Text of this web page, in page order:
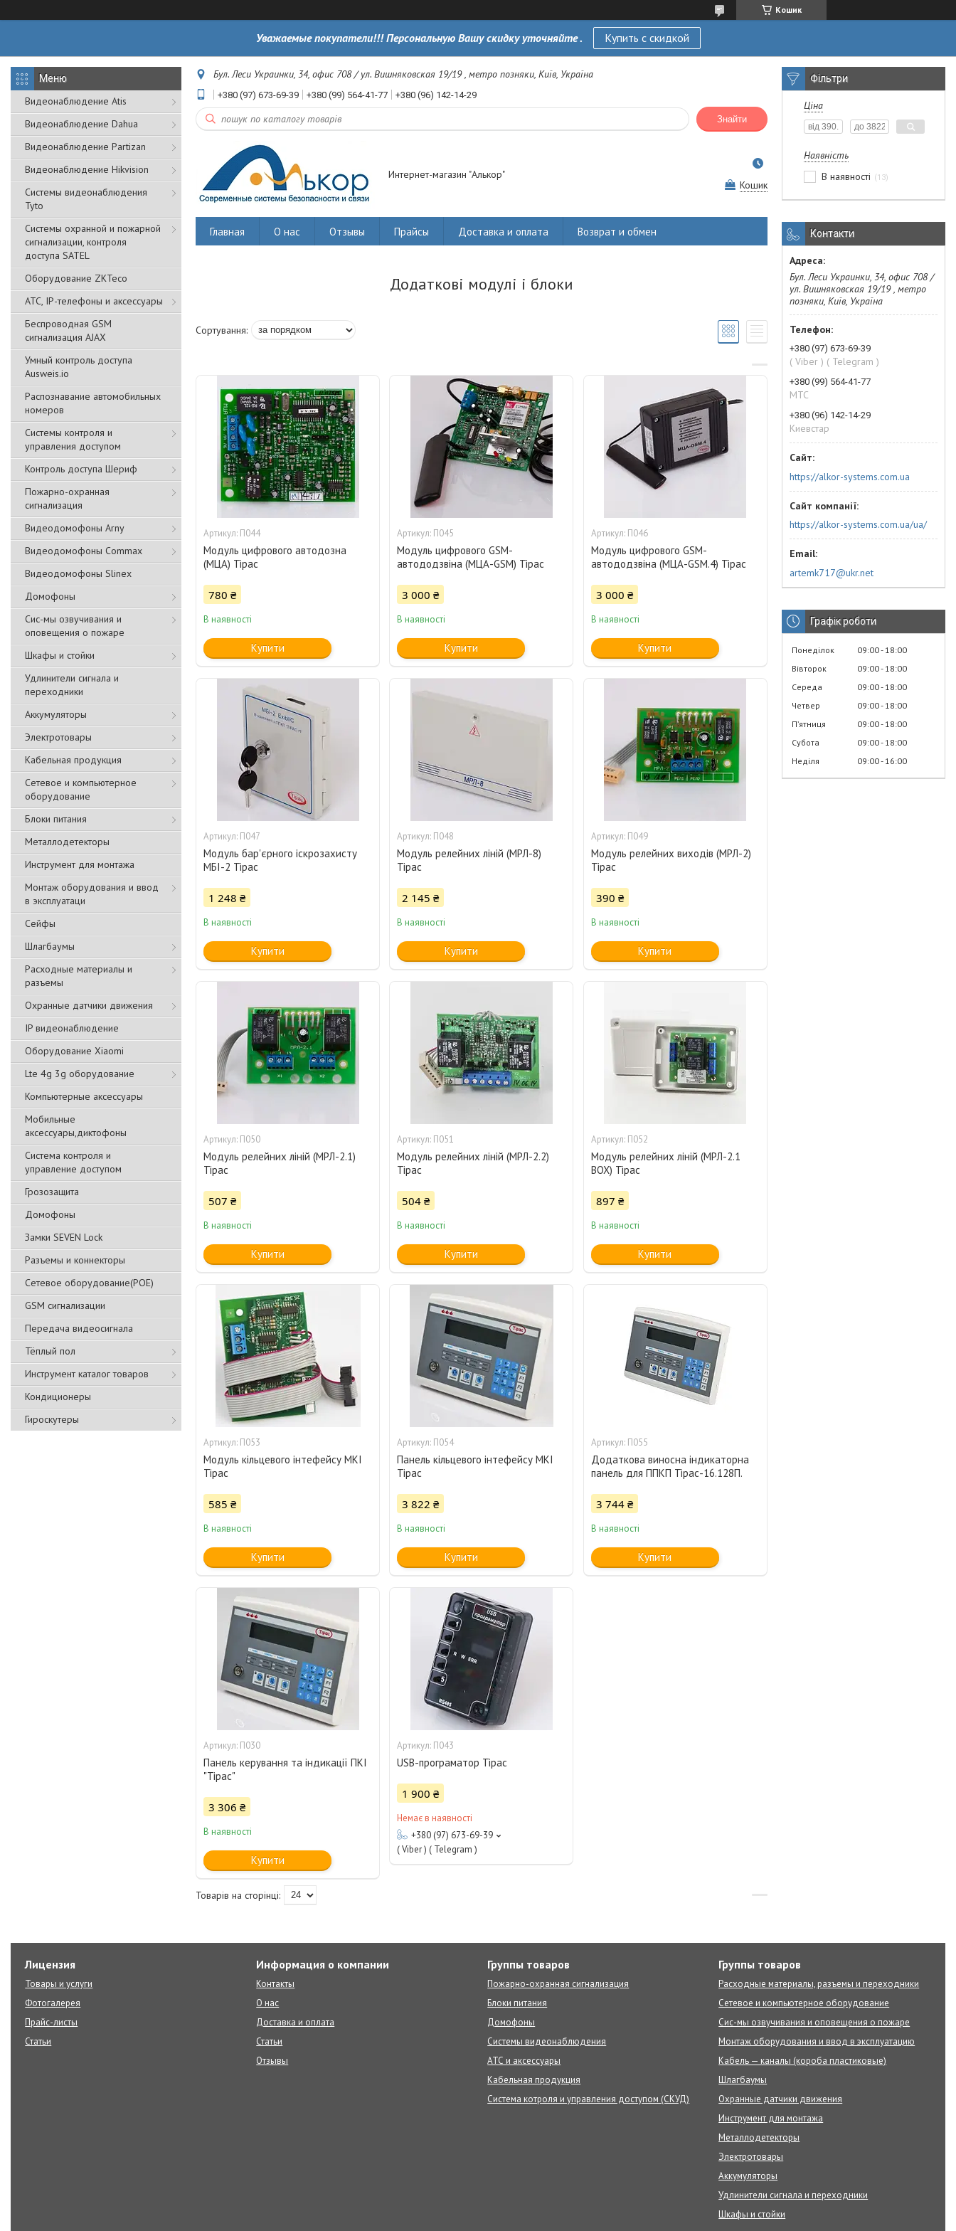
Кошик
Уважаемые покупатели!!! Персональную Вашу скидку уточняйте . Купить с скидкой
Видеонаблюдение Atis
Видеонаблюдение Dahua
Видеонаблюдение Partizan
Видеонаблюдение Hikvision
Системы видеонаблюдения
Tyto
Cистемы охранной и пожарной
сигнализации, контроля
доступа SATEL
Оборудование ZKTeco
АТС, IP-телефоны и аксессуары
Беспроводная GSM
сигнализация АJAX
Умный контроль доступа
Ausweis.io
Распознавание автомобильных
номеров
Системы контроля и
управления доступом
Контроль доступа Шериф
Пожарно-охранная
сигнализация
Видеодомофоны Arny
Видеодомофоны Commax
Видеодомофоны Slinex
Домофоны
Сис-мы озвучивания и
оповещения о пожаре
Шкафы и стойки
Удлинители сигнала и
переходники
Аккумуляторы
Электротовары
Кабельная продукция
Сетевое и компьютерное
оборудование
Блоки питания
Металлодетекторы
Инструмент для монтажа
Монтаж оборудования и ввод
в эксплуатаци
Сейфы
Шлагбаумы
Расходные материалы и
разъемы
Охранные датчики движения
IP видеонаблюдение
Оборудование Xiaomi
Lte 4g 3g оборудование
Компьютерные аксессуары
Мобильные
аксессуары,диктофоны
Система контроля и
управление доступом
Грозозащита
Домофоны
Замки SEVEN Lock
Разъемы и коннекторы
Сетевое оборудование(POE)
GSM сигнализации
Передача видеосигнала
Тёплый пол
Инструмент каталог товаров
Кондиционеры
Гироскутеры
Бул. Леси Украинки, 34, офис 708 / ул. Вишняковская 19/19 , метро позняки, Київ, Україна
+380 (97) 673-69-39 +380 (99) 564-41-77 +380 (96) 142-14-29
Знайти
Интернет-магазин "Алькор"
Кошик
Главная О нас Отзывы Прайсы Доставка и оплата Возврат и обмен
Додаткові модулі і блоки
П044
Модуль цифрового автодозна
(МЦА) Тірас
780 ₴
В наявності
Купити
П045
Модуль цифрового GSM-
автододзвіна (МЦА-GSM) Тірас
3 000 ₴
В наявності
Купити
П046
Модуль цифрового GSM-
автододзвіна (МЦА-GSM.4) Тірас
3 000 ₴
В наявності
Купити
П047
Модуль бар'єрного іскрозахисту
МБІ-2 Тірас
1 248 ₴
В наявності
Купити
П048
Модуль релейних ліній (МРЛ-8)
Тірас
2 145 ₴
В наявності
Купити
П049
Модуль релейних виходів (МРЛ-2)
Тірас
390 ₴
В наявності
Купити
П050
Модуль релейних ліній (МРЛ-2.1)
Тірас
507 ₴
В наявності
Купити
П051
Модуль релейних ліній (МРЛ-2.2)
Тірас
504 ₴
В наявності
Купити
П052
Модуль релейних ліній (МРЛ-2.1
BOX) Тірас
897 ₴
В наявності
Купити
П053
Модуль кільцевого інтефейсу МКІ
Тірас
585 ₴
В наявності
Купити
П054
Панель кільцевого інтефейсу МКІ
Тірас
3 822 ₴
В наявності
Купити
П055
Додаткова виносна індикаторна
панель для ППКП Тірас-16.128П.
3 744 ₴
В наявності
Купити
П030
Панель керування та індикації ПКІ
"Тірас"
3 306 ₴
В наявності
Купити
П043
USB-програматор Тірас
1 900 ₴
Немає в наявності
+380 (97) 673-69-39
( Viber ) ( Telegram )
Фільтри
Ціна
Наявність
В наявності
13
Контакти
Бул. Леси Украинки, 34, офис 708 /
ул. Вишняковская 19/19 , метро
позняки, Київ, Україна
+380 (97) 673-69-39
( Viber ) ( Telegram )
+380 (99) 564-41-77
МТС
+380 (96) 142-14-29
Киевстар
https://alkor-systems.com.ua
https://alkor-systems.com.ua/ua/
artemk717@ukr.net
Графік роботи
Понеділок 09:00 18:00
Вівторок
09:00 18:00
Середа
09:00 18:00
Четвер
09:00 18:00
Пʼятниця
09:00 18:00
Субота
09:00 18:00
Неділя
09:00 16:00
Лицензия
Товары и услуги
Фотогалерея
Прайс-листы
Статьи
Информация о компании
Контакты
О нас
Доставка и оплата
Статьи
Отзывы
Группы товаров
Пожарно-охранная сигнализация
Блоки питания
Домофоны
Системы видеонаблюдения
АТС и аксессуары
Кабельная продукция
Система котроля и управления доступом (СКУД)
Группы товаров
Расходные материалы, разъемы и переходники
Сетевое и компьютерное оборудование
Сис-мы озвучивания и оповещения о пожаре
Монтаж оборудования и ввод в эксплуатацию
Кабель — каналы (короба пластиковые)
Шлагбаумы
Охранные датчики движения
Инструмент для монтажа
Металлодетекторы
Электротовары
Аккумуляторы
Удлинители сигнала и переходники
Шкафы и стойки